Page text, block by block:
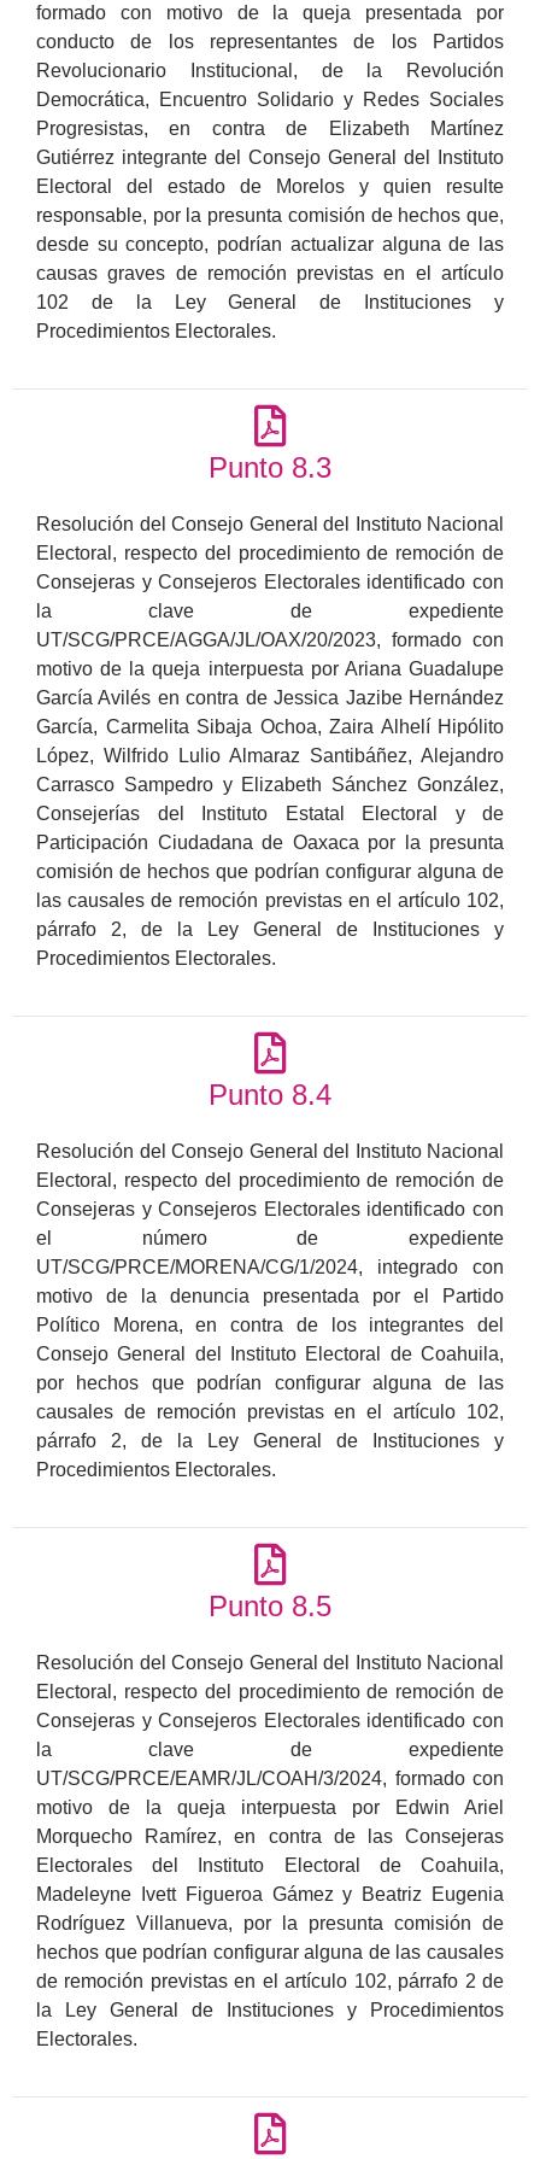
formado con motivo de la queja presentada por
conducto de los representantes de los Partidos
Revolucionario Institucional, de la Revolución
Democrática, Encuentro Solidario y Redes Sociales
Progresistas, en contra de Elizabeth Martínez
Gutiérrez integrante del Consejo General del Instituto
Electoral del estado de Morelos y quien resulte
responsable, por la presunta comisión de hechos que,
desde su concepto, podrían actualizar alguna de las
causas graves de remoción previstas en el artículo
102 de la Ley General de Instituciones y
Procedimientos Electorales.
Punto 8.3
Resolución del Consejo General del Instituto Nacional
Electoral, respecto del procedimiento de remoción de
Consejeras y Consejeros Electorales identificado con
la clave de expediente
UT/SCG/PRCE/AGGA/JL/OAX/20/2023, formado con
motivo de la queja interpuesta por Ariana Guadalupe
García Avilés en contra de Jessica Jazibe Hernández
García, Carmelita Sibaja Ochoa, Zaira Alhelí Hipólito
López, Wilfrido Lulio Almaraz Santibáñez, Alejandro
Carrasco Sampedro y Elizabeth Sánchez González,
Consejerías del Instituto Estatal Electoral y de
Participación Ciudadana de Oaxaca por la presunta
comisión de hechos que podrían configurar alguna de
las causales de remoción previstas en el artículo 102,
párrafo 2, de la Ley General de Instituciones y
Procedimientos Electorales.
Punto 8.4
Resolución del Consejo General del Instituto Nacional
Electoral, respecto del procedimiento de remoción de
Consejeras y Consejeros Electorales identificado con
el número de expediente
UT/SCG/PRCE/MORENA/CG/1/2024, integrado con
motivo de la denuncia presentada por el Partido
Político Morena, en contra de los integrantes del
Consejo General del Instituto Electoral de Coahuila,
por hechos que podrían configurar alguna de las
causales de remoción previstas en el artículo 102,
párrafo 2, de la Ley General de Instituciones y
Procedimientos Electorales.
Punto 8.5
Resolución del Consejo General del Instituto Nacional
Electoral, respecto del procedimiento de remoción de
Consejeras y Consejeros Electorales identificado con
la clave de expediente
UT/SCG/PRCE/EAMR/JL/COAH/3/2024, formado con
motivo de la queja interpuesta por Edwin Ariel
Morquecho Ramírez, en contra de las Consejeras
Electorales del Instituto Electoral de Coahuila,
Madeleyne Ivett Figueroa Gámez y Beatriz Eugenia
Rodríguez Villanueva, por la presunta comisión de
hechos que podrían configurar alguna de las causales
de remoción previstas en el artículo 102, párrafo 2 de
la Ley General de Instituciones y Procedimientos
Electorales.